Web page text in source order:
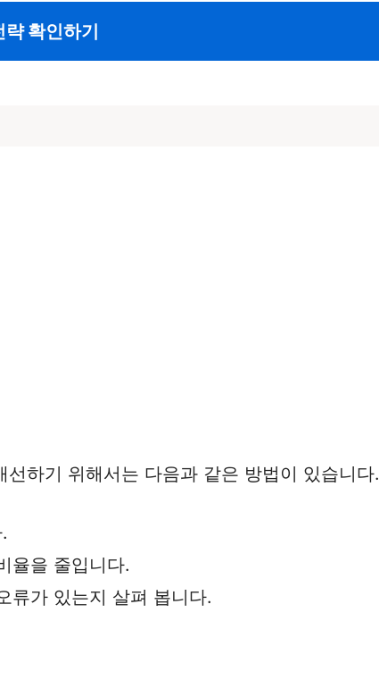
략 확인하기
하기 위해서는 다음과 같은 방법이 있습니다.
율을 줄입니다.
류가 있는지 살펴 봅니다.